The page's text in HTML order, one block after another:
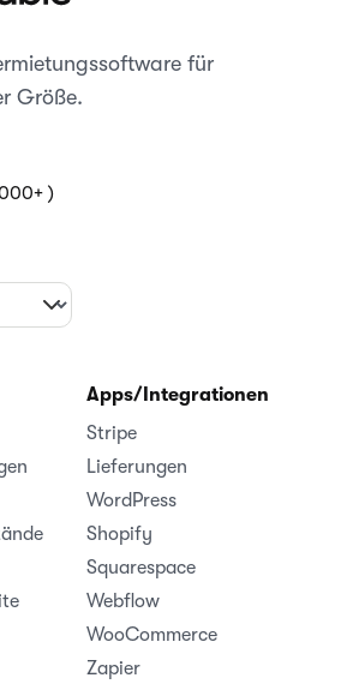
für
Größe.
)
Apps/Integrationen
Stripe
Lieferungen
WordPress
Shopify
Squarespace
Webflow
WooCommerce
Zapier